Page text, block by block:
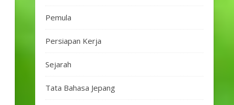
Pemula
Persiapan Kerja
Sejarah
Tata Bahasa Jepang